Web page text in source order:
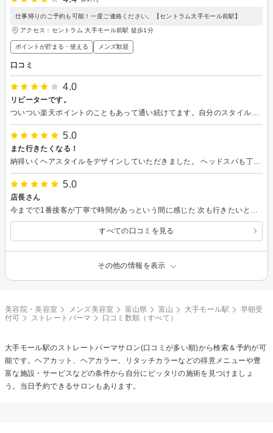
仕事帰りのご予約も可能！一度ご連絡ください。【セントラム大手モール前駅】
アクセス：セントラム 大手モール前駅 徒歩1分
ポイントが貯まる・使える メンズ歓迎
口コミ
4.0
リピーターです。
5.0
また行きたくなる！
納得いくヘアスタイルをデザインしていただきました。 ヘッドスパも丁寧で快適でした。
5.0
店長さん
すべての口コミを見る
その他の情報を表示
美容院・美容室 メンズ美容室 富山県 富山 大手モール駅
早朝受
付可
ストレートパーマ 口コミ数順（すべて）
大手モール駅の ストレートパーマサロン(口コミが多い順)から検索＆予約が可
能です。ヘアカット、ヘアカラー、リタッチカラーなどの得意メニューや豊
富な施設・サービスなどの条件から自分にピッタリの施術を見つけましょ
う。当日予約できるサロンもあります。